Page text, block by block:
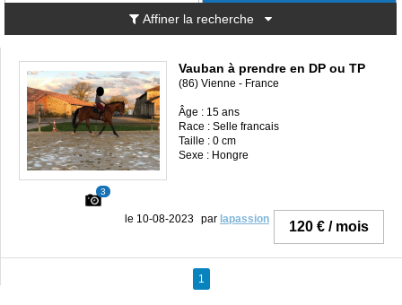
Affiner la recherche
3
Vauban à prendre en DP ou TP
(86) Vienne - France
Âge : 15 ans
Race : Selle francais
Taille : 0 cm
Sexe : Hongre
120 € / mois
le 10-08-2023 par lapassion
1